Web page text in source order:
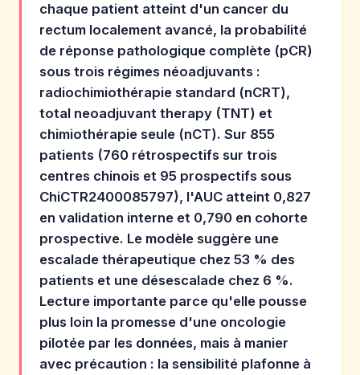
chaque patient atteint d'un cancer du
rectum localement avancé, la probabilité
de réponse pathologique complète (pCR)
sous trois régimes néoadjuvants :
radiochimiothérapie standard (nCRT),
total neoadjuvant therapy (TNT) et
chimiothérapie seule (nCT). Sur 855
patients (760 rétrospectifs sur trois
centres chinois et 95 prospectifs sous
ChiCTR2400085797), l'AUC atteint 0,827
en validation interne et 0,790 en cohorte
prospective. Le modèle suggère une
escalade thérapeutique chez 53 % des
patients et une désescalade chez 6 %.
Lecture importante parce qu'elle pousse
plus loin la promesse d'une oncologie
pilotée par les données, mais à manier
avec précaution : la sensibilité plafonne à